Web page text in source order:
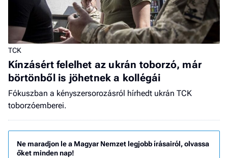
TCK
Kínzásért felelhet az ukrán toborzó, már
börtönből is jöhetnek a kollégái
Fókuszban a kényszersorozásról hírhedt ukrán TCK
toborzóemberei.
Ne maradjon le a Magyar Nemzet legjobb írásairól, olvassa
őket minden nap!